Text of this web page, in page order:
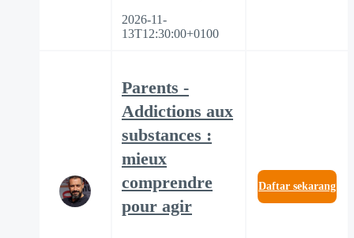
2026-11-
13T12:30:00+0100
Parents -
Addictions aux
substances :
mieux
comprendre
pour agir
Daftar sekarang